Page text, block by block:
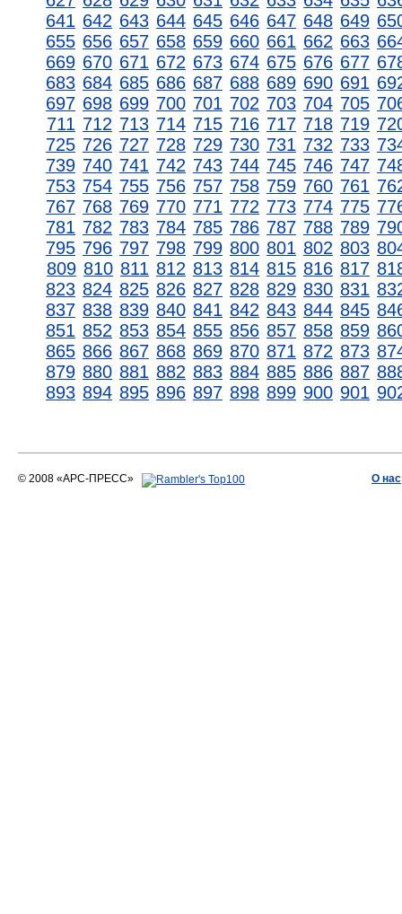
641 642 643 644 645 646 647 648 649
655 656 657 658 659 660 661 662 663
669 670 671 672 673 674 675 676 677
683 684 685 686 687 688 689 690 691
697 698 699 700 701 702 703 704 705
711 712 713 714 715 716 717 718 719
725 726 727 728 729 730 731 732 733
739 740 741 742 743 744 745 746 747
753 754 755 756 757 758 759 760 761
767 768 769 770 771 772 773 774 775
781 782 783 784 785 786 787 788 789
795 796 797 798 799 800 801 802 803
809 810 811 812 813 814 815 816 817
823 824 825 826 827 828 829 830 831
837 838 839 840 841 842 843 844 845
851 852 853 854 855 856 857 858 859
865 866 867 868 869 870 871 872 873
879 880 881 882 883 884 885 886 887
893 894 895 896 897 898 899 900 901
© 2008 «АРС-ПРЕСС» О нас